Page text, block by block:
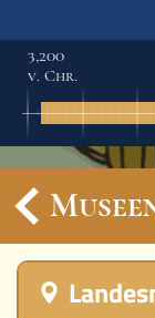
3,200
v. Chr.